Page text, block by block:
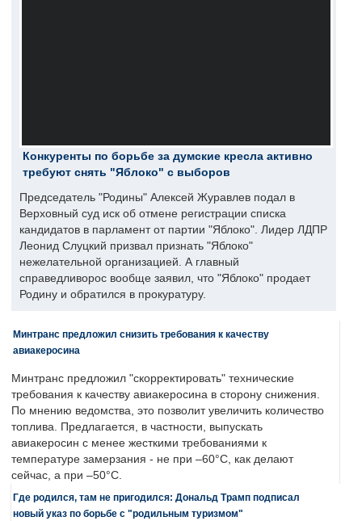
Конкуренты по борьбе за думские кресла активно
требуют снять "Яблоко" с выборов
Председатель "Родины" Алексей Журавлев подал в
Верховный суд иск об отмене регистрации списка
кандидатов в парламент от партии "Яблоко". Лидер ЛДПР
Леонид Слуцкий призвал признать "Яблоко"
нежелательной организацией. А главный
справедливорос вообще заявил, что "Яблоко" продает
Родину и обратился в прокуратуру.
Минтранс предложил снизить требования к качеству
авиакеросина
Минтранс предложил "скорректировать" технические
требования к качеству авиакеросина в сторону снижения.
По мнению ведомства, это позволит увеличить количество
топлива. Предлагается, в частности, выпускать
авиакеросин с менее жесткими требованиями к
температуре замерзания - не при –60°C, как делают
сейчас, а при –50°C.
Где родился, там не пригодился: Дональд Трамп подписал
новый указ по борьбе с "родильным туризмом"